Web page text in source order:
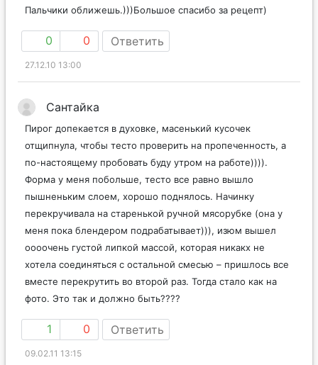
Пальчики оближешь.)))Большое спасибо за рецепт)
0 0 Ответить
27.12.10 13:00
Сантайка
Пирог допекается в духовке, масенький кусочек
отщипнула, чтобы тесто проверить на пропеченность, а
по-настоящему пробовать буду утром на работе)))).
Форма у меня побольше, тесто все равно вышло
пышненьким слоем, хорошо поднялось. Начинку
перекручивала на старенькой ручной мясорубке (она у
меня пока блендером подрабатывает))), изюм вышел
оооочень густой липкой массой, которая никакх не
хотела соединяться с остальной смесью – пришлось все
вместе перекрутить во второй раз. Тогда стало как на
фото. Это так и должно быть????
1 0 Ответить
09.02.11 13:15